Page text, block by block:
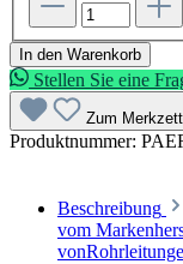
In den Warenkorb
Stellen Sie eine
Zum
Produktnummer:
Beschreibung
vom